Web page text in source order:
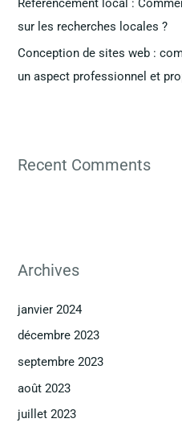
:Référencement local :
sur les recherches locales ?
Conception de sites web :
un aspect professionnel et
Recent Comments
Archives
janvier 2024
décembre 2023
septembre 2023
août 2023
juillet 2023